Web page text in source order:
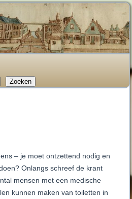
Zoeken
– je moet ontzettend nodig en
Onlangs schreef de krant
mensen met een medische
kunnen maken van toiletten in